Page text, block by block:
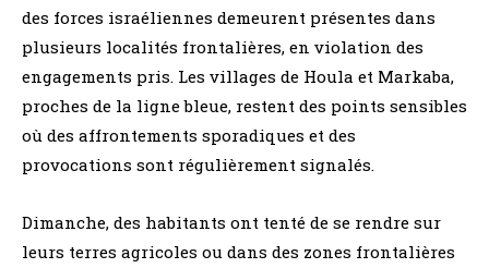
des forces israéliennes demeurent présentes dans
plusieurs localités frontalières, en violation des
engagements pris. Les villages de Houla et Markaba,
proches de la ligne bleue, restent des points sensibles
où des affrontements sporadiques et des
provocations sont régulièrement signalés.
Dimanche, des habitants ont tenté de se rendre sur
leurs terres agricoles ou dans des zones frontalières